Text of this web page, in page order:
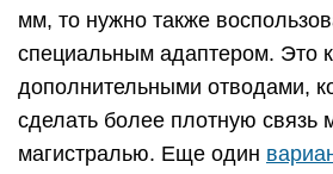
мм, то нужно также
специальным адаптером. Это
дополнительными отводами,
сделать более плотную связь
магистралью. Еще один